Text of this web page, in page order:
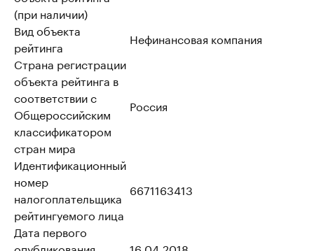
(при наличии)
Вид объекта
рейтинга
Нефинансовая компания
Страна регистрации
объекта рейтинга в
соответствии с
Общероссийским
классификатором
стран мира
Россия
Идентификационный
номер
налогоплательщика
рейтингуемого лица
6671163413
Дата первого